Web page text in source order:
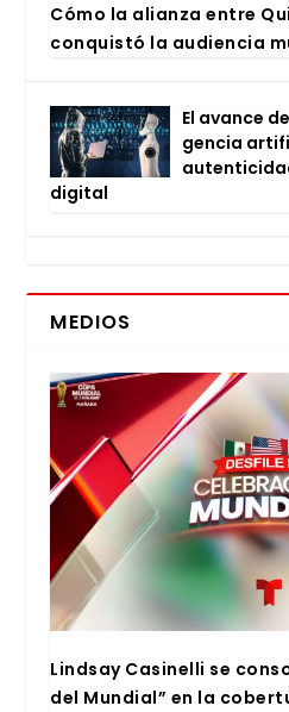
Cómo la alian­za entre
con­quis­tó la audien­cia
El avan­ce
gen­cia
digi­tal
MEDIOS
Lind­say Casi­ne­lli se
del Mun­dial” en la